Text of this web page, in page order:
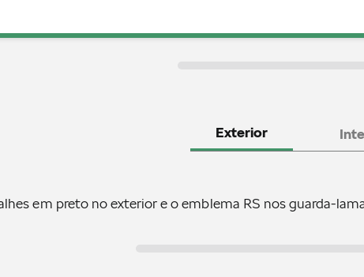
Exterior
em preto no exterior e o emblema RS nos guarda-